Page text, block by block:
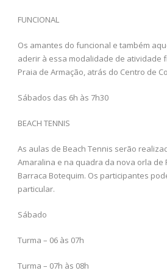
FUNCIONAL
Os amantes do funcional e também
aderir à essa modalidade de atividade
Praia de Armação, atrás do Centro de
Sábados das 6h às 7h30
BEACH TENNIS
As aulas de Beach Tennis serão
Amaralina e na quadra da nova orla de
Barraca Botequim. Os participantes
particular.
Sábado
Turma – 06 às 07h
Turma – 07h às 08h